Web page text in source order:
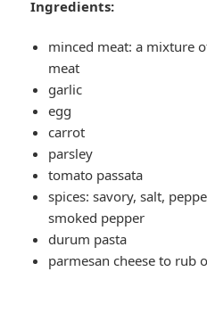
Ingredients:
minced meat: a mixture
meat
garlic
egg
carrot
parsley
tomato passata
spices: savory, salt,
smoked pepper
durum pasta
parmesan cheese to rub